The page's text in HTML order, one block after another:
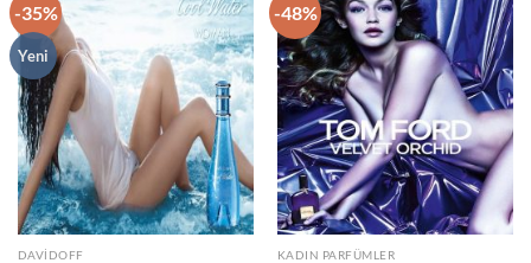
-35%
Yeni
İstek
Listeme
Ekle
DAVIDOFF
-48%
İstek
Listeme
Ekle
KADIN PARFÜMLER